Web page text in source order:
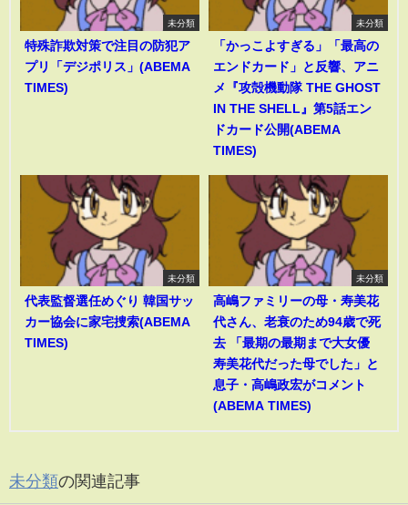
未分類
特殊詐欺対策で注目の防犯ア
プリ「デジポリス」(ABEMA
TIMES)
未分類
「かっこよすぎる」「最高の
エンドカード」と反響、アニ
メ『攻殻機動隊 THE GHOST
IN THE SHELL』第5話エン
ドカード公開(ABEMA
TIMES)
未分類
代表監督選任めぐり 韓国サッ
カー協会に家宅捜索(ABEMA
TIMES)
未分類
高嶋ファミリーの母・寿美花
代さん、老衰のため94歳で死
去 「最期の最期まで大女優
寿美花代だった母でした」と
息子・高嶋政宏がコメント
(ABEMA TIMES)
未分類の関連記事